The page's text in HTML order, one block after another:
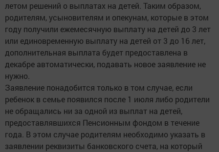
летом решений о выплатах на детей. Таким образом,
родителям, усыновителям и опекунам, которые в этом
году получили ежемесячную выплату на детей до 3 лет
или единовременную выплату на детей от 3 до 16 лет,
дополнительная выплата будет предоставлена в
декабре автоматически, подавать новое заявление не
нужно.
Заявление понадобится только в том случае, если
ребенок в семье появился после 1 июля либо родители
не обращались ни за одной из выплат на детей,
предоставлявшихся Пенсионным фондом в течение
года. В этом случае родителям необходимо указать в
заявлении реквизиты банковского счета, на который